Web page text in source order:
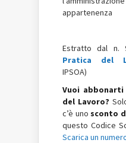
appartenenza
Estratto dal n.
Pratica del
IPSOA)
Vuoi
del Lavoro?
c’è uno sconto
questo Codice
Scarica un